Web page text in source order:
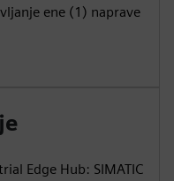
ene (1) naprave
Edge Hub: SIMATIC